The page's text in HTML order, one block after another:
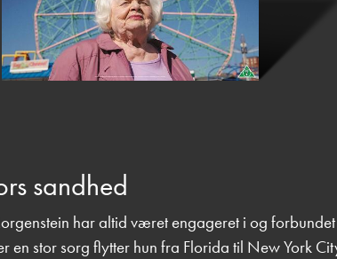
sandhed
har altid været engageret i og
en stor sorg flytter hun fra Florida til New York